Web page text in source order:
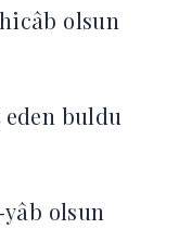
olsun
buldu
olsun